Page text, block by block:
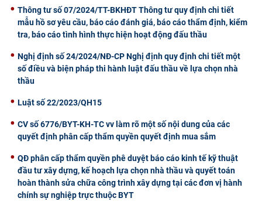
Thông tư số 07/2024/TT-BKHĐT Thông tư quy định chi tiết
mẫu hồ sơ yêu cầu, báo cáo đánh giá, báo cáo thẩm định, kiểm
tra, báo cáo tình hình thực hiện hoạt động đấu thầu
Nghị định số 24/2024/NĐ-CP Nghị định quy định chi tiết một
số điều và biện pháp thi hành luật đấu thầu về lựa chọn nhà
thầu
Luật số 22/2023/QH15
CV số 6776/BYT-KH-TC vv làm rõ một số nội dung của các
quyết định phân cấp thẩm quyền quyết định mua sắm
QĐ phân cấp thẩm quyền phê duyệt báo cáo kinh tế kỹ thuật
đầu tư xây dựng, kế hoạch lựa chọn nhà thầu và quyết toán
hoàn thành sửa chữa công trình xây dựng tại các đơn vị hành
chính sự nghiệp trực thuộc BYT